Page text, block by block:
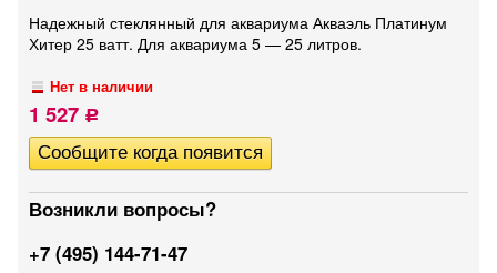
Надежный стеклянный для аквариума Акваэль Платинум
Хитер 25 ватт. Для аквариума 5 — 25 литров.
Нет в наличии
1 527 Р
Возникли вопросы?
+7 (495) 144-71-47